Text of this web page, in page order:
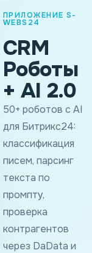
ПРИЛОЖЕНИЕ S-
WEBS24
CRM
Роботы
+ AI 2.0
50+ роботов с AI
для Битрикс24:
классификация
писем, парсинг
текста по
промпту,
проверка
контрагентов
через DaData и